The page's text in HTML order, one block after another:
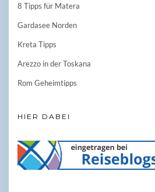
8 Tipps für Matera
Gardasee Norden
Kreta Tipps
Arezzo in der Toskana
Rom Geheimtipps
HIER DABEI